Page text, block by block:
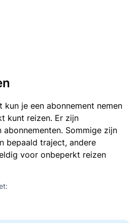
je een abonnement nemen
kunt reizen. Er zijn
Sommige zijn
bepaald traject, andere
voor onbeperkt reizen